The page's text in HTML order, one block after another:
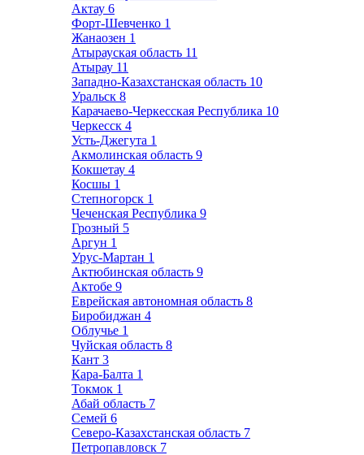
Актау 6
Форт-Шевченко 1
Жанаозен 1
Атырауская область 11
Атырау 11
Западно-Казахстанская область 10
Уральск 8
Карачаево-Черкесская Республика 10
Черкесск 4
Усть-Джегута 1
Акмолинская область 9
Кокшетау 4
Косшы 1
Степногорск 1
Чеченская Республика 9
Грозный 5
Аргун 1
Урус-Мартан 1
Актюбинская область 9
Актобе 9
Еврейская автономная область 8
Биробиджан 4
Облучье 1
Чуйская область 8
Кант 3
Кара-Балта 1
Токмок 1
Абай область 7
Семей 6
Северо-Казахстанская область 7
Петропавловск 7